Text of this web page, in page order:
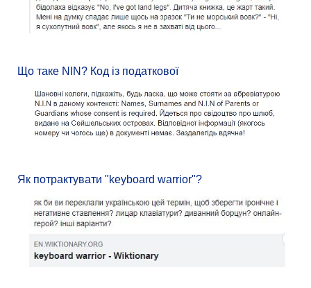
Що таке NIN? Код із податкової
Як потрактувати "keyboard warrior"?